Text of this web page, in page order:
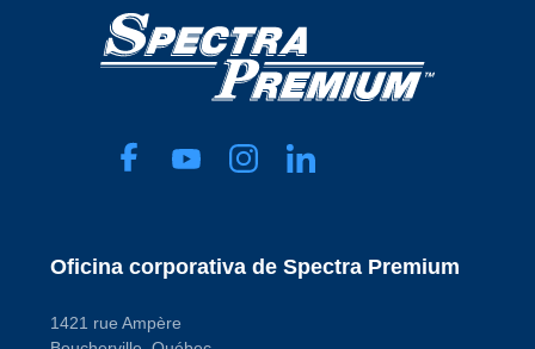
Oficina corporativa de Spectra Premium
1421 rue Ampère